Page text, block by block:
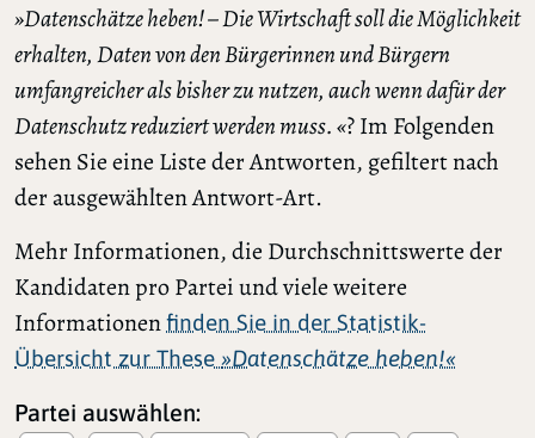
»Datenschätze heben! – Die Wirtschaft soll die Möglichkeit
erhalten, Daten von den Bürgerinnen und Bürgern
umfangreicher als bisher zu nutzen, auch wenn dafür der
Datenschutz reduziert werden muss. «? Im Folgenden
sehen Sie eine Liste der Antworten, gefiltert nach
der ausgewählten Antwort-Art.
Mehr Informationen, die Durchschnittswerte der
Kandidaten pro Partei und viele weitere
Informationenfinden Sie in der Statistik-
Übersicht zur These »Datenschätze heben!«
Partei auswählen: